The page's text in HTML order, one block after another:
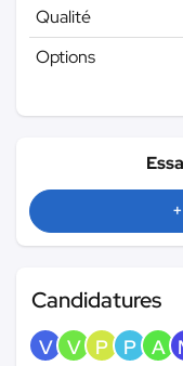
Qualité
Options
Candidatures
V V P P A